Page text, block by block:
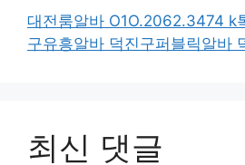
대전룸알바 O1O.2062.3474 k
구유흥알바 덕진구퍼블릭알바
최신 댓글